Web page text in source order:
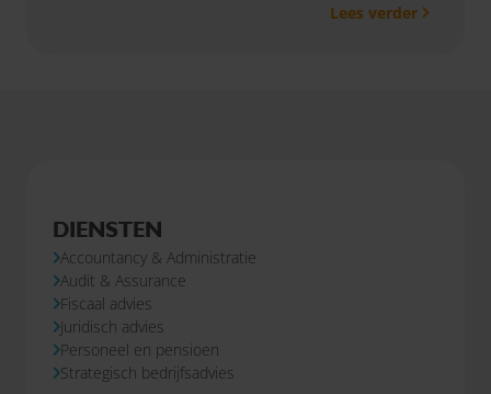
Lees verder
DIENSTEN
Accountancy & Administratie
Audit & Assurance
Fiscaal advies
Juridisch advies
Personeel en pensioen
Strategisch bedrijfsadvies